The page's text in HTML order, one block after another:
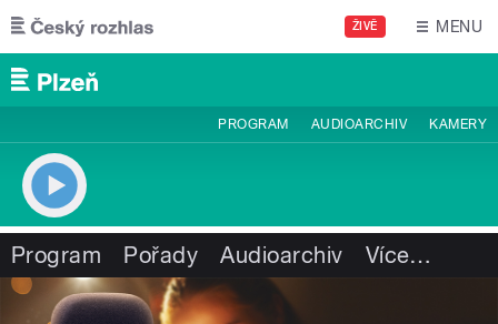
Přejít k hlavnímu obsahu
ŽIVĚ MENU
PROGRAM AUDIOARCHIV KAMERY
Program Pořady Audioarchiv Více…